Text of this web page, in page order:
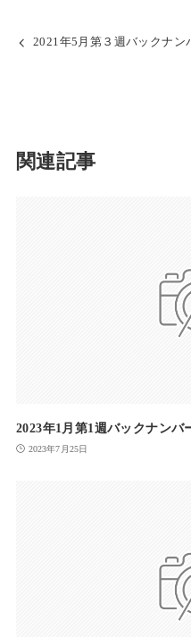
2021年5月第３週バックナン
関連記事
2023年1月第1週バックナン
2023年7月25日